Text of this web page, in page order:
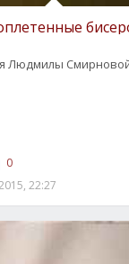
Людмилы
0
22:27